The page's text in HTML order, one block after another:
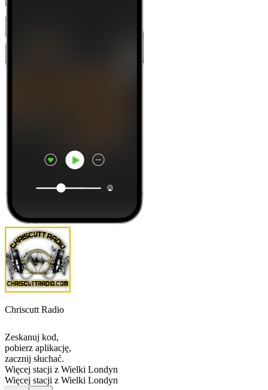
Chriscutt Radio
Zeskanuj kod,
pobierz aplikację,
zacznij słuchać.
Więcej stacji z Wielki Londyn
Więcej stacji z Wielki Londyn